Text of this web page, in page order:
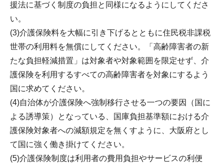
援法に基づく制度の負担と同様になるようにしてくださ
い。
(3)介護保険料を大幅に引き下げるとともに住民税非課税
世帯の利用料を無償にしてください。「高齢障害者の新
たな負担軽減措置」は対象者や対象範囲を限定せず、介
護保険を利用するすべての高齢障害者を対象にするよう
国に求めてください。
(4)自治体が介護保険へ強制移行させる一つの要因（国に
よる誘導策）となっている、国庫負担基準額における介
護保険対象者への減額規定を無くすように、大阪府とし
て国に強く働き掛けてください。
(5)介護保険制度は利用者の費用負担やサービスの利便